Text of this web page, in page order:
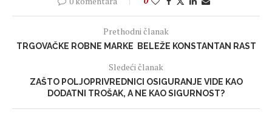
Prethodni članak
TRGOVAČKE ROBNE MARKE BELEŽE KONSTANTAN RAST
Sledeći članak
ZAŠTO POLJOPRIVREDNICI OSIGURANJE VIDE KAO
DODATNI TROŠAK, A NE KAO SIGURNOST?